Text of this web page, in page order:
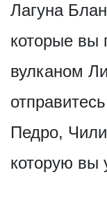
Лагуна
которые вы
вулканом
Педро,
которую вы